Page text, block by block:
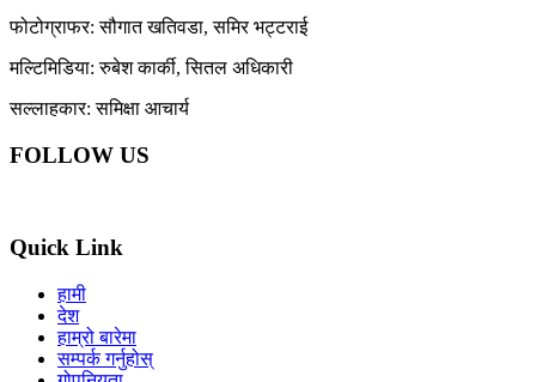
फोटोग्राफर: सौगात खतिवडा, समिर भट्टराई
मल्टिमिडिया: रुबेश कार्की, सितल अधिकारी
सल्लाहकार: समिक्षा आचार्य
FOLLOW US
Quick Link
हामी
देश
हाम्रो बारेमा
सम्पर्क गर्नुहोस्